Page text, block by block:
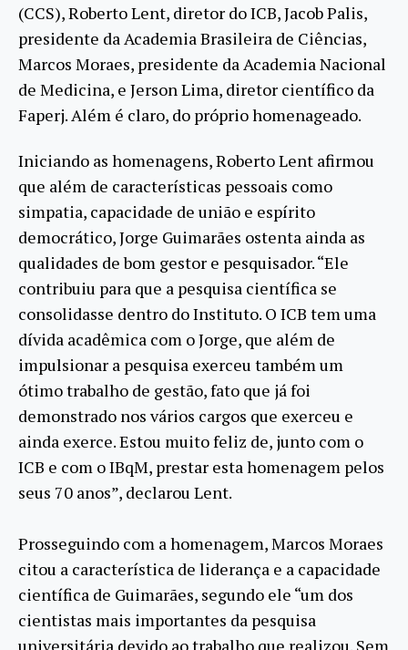
(CCS), Roberto Lent, diretor do ICB, Jacob Palis,
presidente da Academia Brasileira de Ciências,
Marcos Moraes, presidente da Academia Nacional
de Medicina, e Jerson Lima, diretor científico da
Faperj. Além é claro, do próprio homenageado.
Iniciando as homenagens, Roberto Lent afirmou
que além de características pessoais como
simpatia, capacidade de união e espírito
democrático, Jorge Guimarães ostenta ainda as
qualidades de bom gestor e pesquisador. “Ele
contribuiu para que a pesquisa científica se
consolidasse dentro do Instituto. O ICB tem uma
dívida acadêmica com o Jorge, que além de
impulsionar a pesquisa exerceu também um
ótimo trabalho de gestão, fato que já foi
demonstrado nos vários cargos que exerceu e
ainda exerce. Estou muito feliz de, junto com o
ICB e com o IBqM, prestar esta homenagem pelos
seus 70 anos”, declarou Lent.
Prosseguindo com a homenagem, Marcos Moraes
citou a característica de liderança e a capacidade
científica de Guimarães, segundo ele “um dos
cientistas mais importantes da pesquisa
universitária devido ao trabalho que realizou. Sem